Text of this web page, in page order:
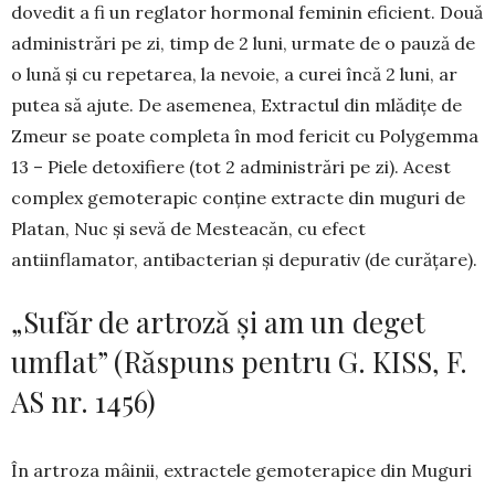
dovedit a fi un reglator hor­mo­nal feminin eficient. Două
admi­nistrări pe zi, timp de 2 luni, ur­mate de o pauză de
o lună și cu repetarea, la ne­voie, a curei încă 2 luni, ar
putea să ajute. De ase­menea, Extractul din mlădițe de
Zmeur se poate completa în mod fericit cu Polygemma
13 – Piele detoxifiere (tot 2 administrări pe zi). Acest
complex gemoterapic conține extracte din muguri de
Platan, Nuc și sevă de Mesteacăn, cu efect
antiinflamator, antibacterian și depurativ (de curățare).
„Sufăr de artroză și am un deget
umflat” (Răspuns pentru G. KISS, F.
AS nr. 1456)
În artroza mâinii, extractele gemoterapice din Muguri